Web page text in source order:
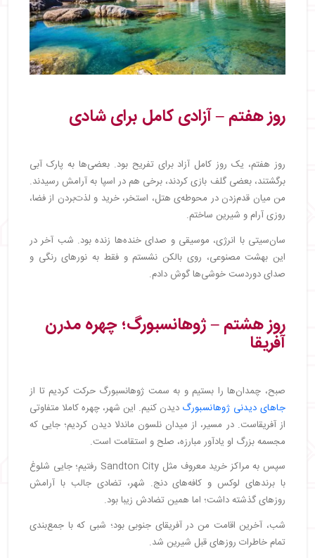
روز هفتم – آزادی کامل برای شادی
روز هفتم، یک روز کامل آزاد برای تفریح بود. بعضی‌ها به پارک آبی
برگشتند، بعضی گلف بازی کردند، برخی هم در اسپا به آرامش رسیدند.
من میان قدم‌زدن در محوطه‌ی هتل، استخر، خرید و لذت‌بردن از فضا،
روزی آرام و شیرین ساختم.
سان‌سیتی با انرژی، موسیقی و صدای خنده‌ها زنده بود. شب آخر در
این بهشت مصنوعی، روی بالکن نشستم و فقط به نورهای رنگی و
صدای دوردست خوشی‌ها گوش دادم.
روز هشتم – ژوهانسبورگ؛ چهره مدرن
آفریقا
صبح، چمدان‌ها را بستیم و به سمت ژوهانسبورگ حرکت کردیم تا از
جاهای دیدنی ژوهانسبورگ دیدن کنیم. این شهر، چهره کاملا متفاوتی
از آفریقاست. در مسیر، از میدان نلسون ماندلا دیدن کردیم؛ جایی که
مجسمه بزرگ او یادآور مبارزه، صلح و استقامت است.
سپس به مراکز خرید معروف مثل Sandton City رفتیم؛ جایی شلوغ
با برندهای لوکس و کافه‌های دنج. شهر، تضادی جالب با آرامش
روزهای گذشته داشت؛ اما همین تضادش زیبا بود.
شب، آخرین اقامت من در آفریقای جنوبی بود؛ شبی که با جمع‌بندی
تمام خاطرات روزهای قبل شیرین شد.